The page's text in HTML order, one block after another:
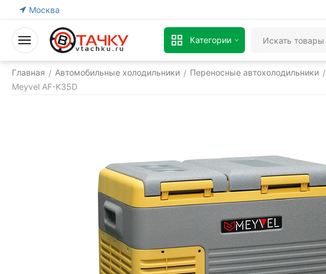
Москва
Категории
Главная / Автомобильные холодильники / Переносные автохолодильники /
Meyvel AF-K35D